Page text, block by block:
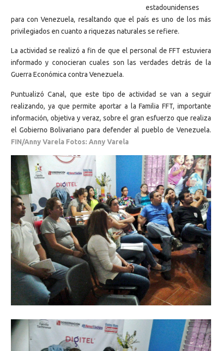
estadounidenses
para con Venezuela, resaltando que el país es uno de los más
privilegiados en cuanto a riquezas naturales se refiere.
La actividad se realizó a fin de que el personal de FFT estuviera
informado y conocieran cuales son las verdades detrás de la
Guerra Económica contra Venezuela.
Puntualizó Canal, que este tipo de actividad se van a seguir
realizando, ya que permite aportar a la Familia FFT, importante
información, objetiva y veraz, sobre el gran esfuerzo que realiza
el Gobierno Bolivariano para defender al pueblo de Venezuela.
FIN/Anny Varela Fotos: Anny Varela